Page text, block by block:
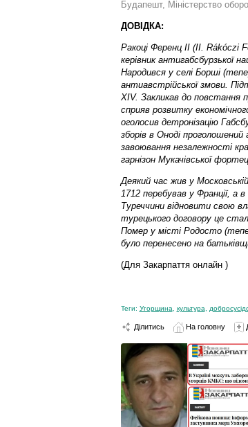
Будапешт, Міністерство
ДОВІДКА:
Ракоці Ференц II (II. Rákóczi
керівник антигабсбурзької
Народився у селі Борші
антиавстрійської змови.
XIV. Закликав до повстання
сприяв розвитку
оголосив детронізацію
зборів в Оноді проголошений
завоювання незалежності
гарнізон Мукачівської
Деякий час жив у
1712 перебував у Франції, а
Туреччини відновити свою
турецького договору це
Помер у місті Родосто
було перенесено на
(Для Закарпаття онлайн )
Теги: Угорщина культура
Ділитись На головну